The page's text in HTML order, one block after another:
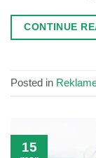
CONTINUE
Posted in
15